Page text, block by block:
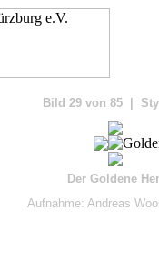
Bild 29 von 85 |
Der Goldene
Aufnahme: Andreas